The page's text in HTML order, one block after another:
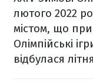
лютого 2022
містом, що
Олімпійські
відбулася